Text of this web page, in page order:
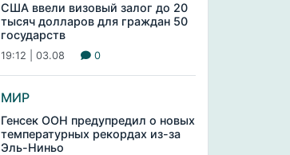
США ввели визовый залог до 20
тысяч долларов для граждан 50
государств
19:12 | 03.08 0
МИР
Генсек ООН предупредил о новых
температурных рекордах из-за
Эль-Ниньо